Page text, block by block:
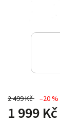
2 499 Kč –20 %
1 999 Kč